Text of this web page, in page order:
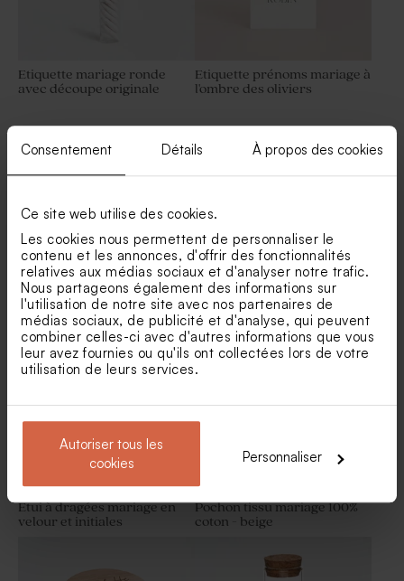
Consentement Détails À propos des cookies
Ce site web utilise des cookies.
Les cookies nous permettent de personnaliser le
contenu et les annonces, d'offrir des fonctionnalités
relatives aux médias sociaux et d'analyser notre trafic.
Nous partageons également des informations sur
l'utilisation de notre site avec nos partenaires de
médias sociaux, de publicité et d'analyse, qui peuvent
combiner celles-ci avec d'autres informations que vous
leur avez fournies ou qu'ils ont collectées lors de votre
utilisation de leurs services.
Autoriser tous les
cookies
Personnaliser
Etiquette mariage ronde
avec découpe originale
Etiquette prénoms mariage à
l'ombre des oliviers
Bougie en verre mariage et
liège
Porte clé invités mariage en
macramé
verre vide mariage
Voir +
Nos clients ont aussi aimé...
Étui à dragées mariage en
velour et initiales
Pochon tissu mariage 100%
coton - beige